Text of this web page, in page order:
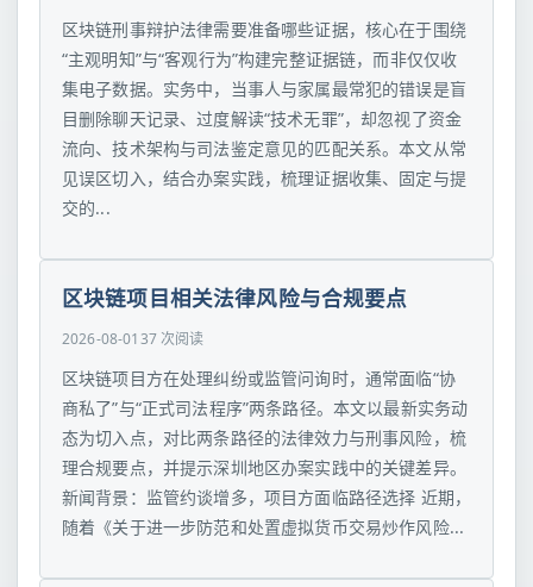
区块链刑事辩护法律需要准备哪些证据，核心在于围绕
“主观明知”与“客观行为”构建完整证据链，而非仅仅收
集电子数据。实务中，当事人与家属最常犯的错误是盲
目删除聊天记录、过度解读“技术无罪”，却忽视了资金
流向、技术架构与司法鉴定意见的匹配关系。本文从常
见误区切入，结合办案实践，梳理证据收集、固定与提
交的...
区块链项目相关法律风险与合规要点
2026-08-0137 次阅读
区块链项目方在处理纠纷或监管问询时，通常面临“协
商私了”与“正式司法程序”两条路径。本文以最新实务动
态为切入点，对比两条路径的法律效力与刑事风险，梳
理合规要点，并提示深圳地区办案实践中的关键差异。
新闻背景：监管约谈增多，项目方面临路径选择 近期，
随着《关于进一步防范和处置虚拟货币交易炒作风险...